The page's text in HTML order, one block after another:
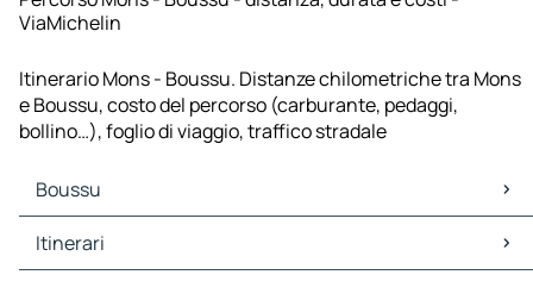
ViaMichelin
Itinerario Mons - Boussu. Distanze chilometriche tra Mons
e Boussu, costo del percorso (carburante, pedaggi,
bollino…), foglio di viaggio, traffico stradale
Boussu
Boussu Mappe Piantine
Boussu Traffico
Itinerari